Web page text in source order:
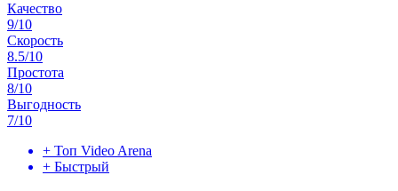
Качество
9/10
Скорость
8.5/10
Простота
8/10
Выгодность
7/10
+ Топ Video Arena
+ Быстрый